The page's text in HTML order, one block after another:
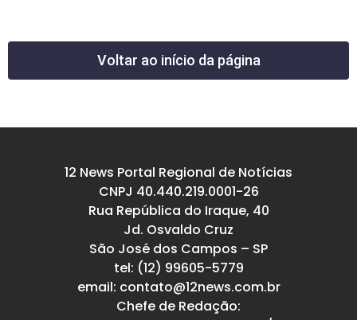
Voltar ao início da página
12 News Portal Regional de Notícias
CNPJ 40.440.219.0001-26
Rua República do Iraque, 40
Jd. Osvaldo Cruz
São José dos Campos – SP
tel: (12) 99605-5779
email: contato@12news.com.br
Chefe de Redação:
Mariana Rodrigues MTB 94740/SP